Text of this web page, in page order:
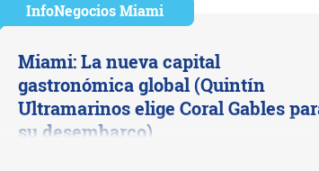
InfoNegocios Miami
Miami: La nueva capital
gastronómica global (Quintín
Ultramarinos elige Coral Gables
su desembarco)